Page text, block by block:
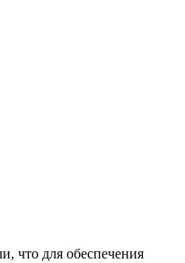
что для обеспечения